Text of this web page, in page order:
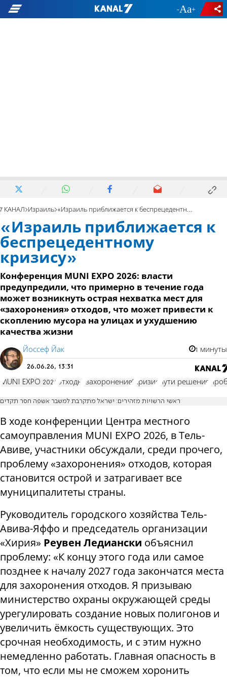
- +
7 КАНАЛ Израиль «Израиль приближается к беспрецедентному кризису»
«Израиль приближается к
беспрецедентному
кризису»
Конференция MUNI EXPO 2026: власти
предупредили, что примерно в течение года
может возникнуть острая нехватка мест для
«захоронения» отходов, что может привести к
скоплению мусора на улицах и ухудшению
качества жизни
Йоссеф Йак 1 минуты
26.06.26, 13:31
MUNI EXPO 2026 отходы "захоронение" кризис пути решения
ראשי הרשויות מזהירים: ישראל מתקרבת למשבר אשפה חסר תקדים
В ходе конференции Центра местного
самоуправления MUNI EXPO 2026, в Тель-
Авиве, участники обсуждали, среди прочего,
проблему «захоронения» отходов, которая
становится острой и затрагивает все
муниципалитеты страны.
Руководитель городского хозяйства Тель-
Авива-Яффо и председатель организации
«Хирия» Реувен Ледиански объяснил
проблему: «К концу этого года или самое
позднее к началу 2027 года закончатся места
для захоронения отходов. Я призываю
министерство охраны окружающей среды
урегулировать создание новых полигонов и
увеличить ёмкость существующих. Это
срочная необходимость, и с этим нужно
немедленно работать. Главная опасность в
том, что если мы не сможем хоронить